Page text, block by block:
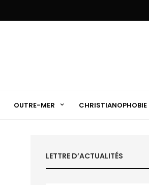
OUTRE-MER CHRISTIANOPHOBIE
LETTRE D’ACTUALITÉS